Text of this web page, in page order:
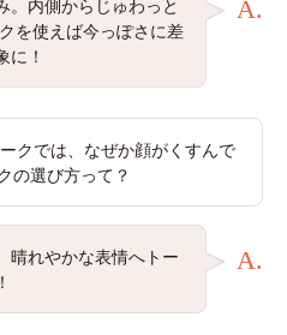
。内側からじゅわっと
を使えば今っぽさに差
に！
A.
クでは、なぜか顔がくすんで
の選び方って？
晴れやかな表情へトー
A.